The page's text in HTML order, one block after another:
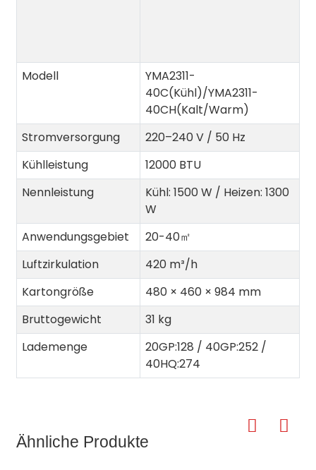
Modell
YMA2311-
40C(Kühl)/YMA2311-
40CH(Kalt/Warm)
Stromversorgung
220–240 V / 50 Hz
Kühlleistung
12000 BTU
Nennleistung
Kühl: 1500 W / Heizen: 1300
W
Anwendungsgebiet
20-40㎡
Luftzirkulation
420 m³/h
Kartongröße
480 × 460 × 984 mm
Bruttogewicht
31 kg
Lademenge
20GP:128 / 40GP:252 /
40HQ:274
Ähnliche Produkte